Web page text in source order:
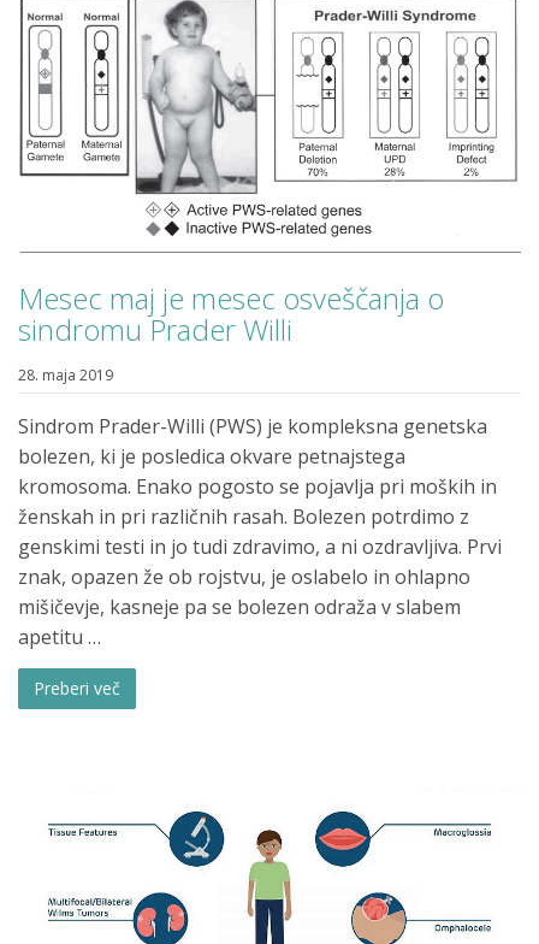
Mesec maj je mesec osveščanja o
sindromu Prader Willi
28. maja 2019
Sindrom Prader-Willi (PWS) je kompleksna genetska
bolezen, ki je posledica okvare petnajstega
kromosoma. Enako pogosto se pojavlja pri moških in
ženskah in pri različnih rasah. Bolezen potrdimo z
genskimi testi in jo tudi zdravimo, a ni ozdravljiva. Prvi
znak, opazen že ob rojstvu, je oslabelo in ohlapno
mišičevje, kasneje pa se bolezen odraža v slabem
apetitu …
Preberi več